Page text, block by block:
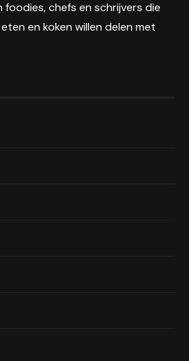
chefs en schrijvers die
en koken willen delen met